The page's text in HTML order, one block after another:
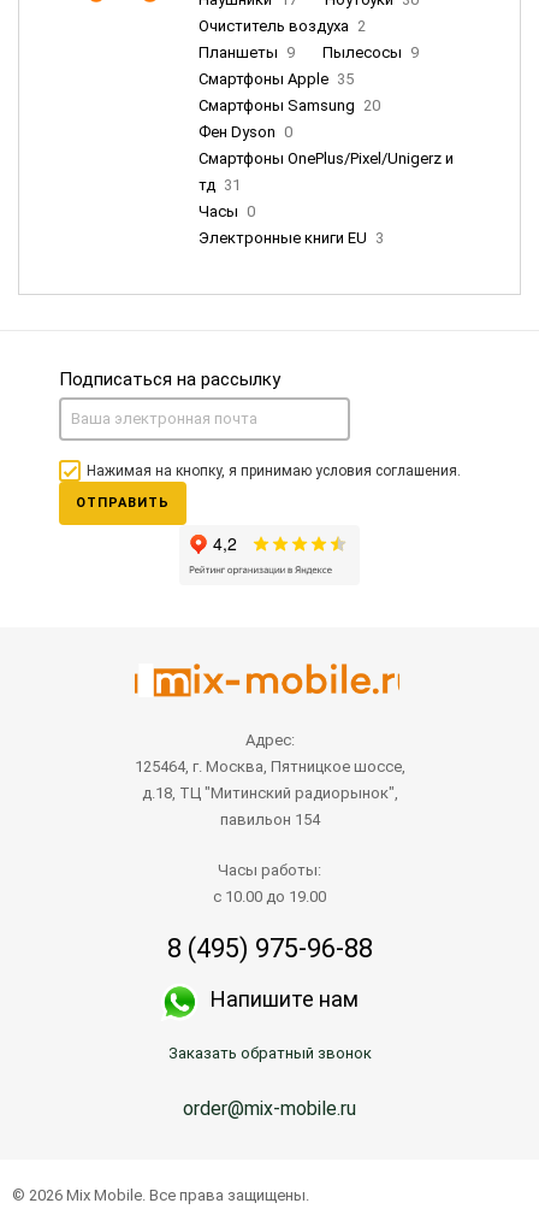
Очиститель воздуха 2
Планшеты 9 Пылесосы 9
Смартфоны Apple 35
Смартфоны Samsung 20
Фен Dyson 0
Смартфоны OnePlus/Pixel/Unigerz и
тд 31
Часы 0
Электронные книги EU 3
Подписаться на рассылку
Нажимая на кнопку, я принимаю условия соглашения.
ОТПРАВИТЬ
Адрес:
125464, г. Москва, Пятницкое шоссе,
д.18, ТЦ "Митинский радиорынок",
павильон 154
Часы работы:
с 10.00 до 19.00
8 (495) 975-96-88
Напишите нам
Заказать обратный звонок
order@mix-mobile.ru
© 2026 Mix Mobile. Все права защищены.